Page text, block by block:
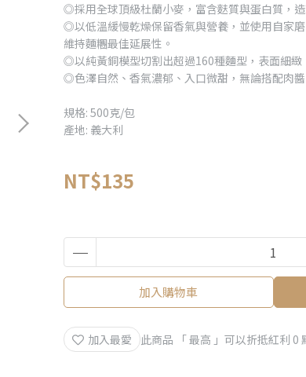
◎採用全球頂級杜蘭小麥，富含麩質與蛋白質，造
◎以低溫緩慢乾燥保留香氣與營養，並使用自家
維持麵糰最佳延展性。
◎以純黃銅模型切割出超過160種麵型，表面細緻
◎色澤自然、香氣濃郁、入口微甜，無論搭配肉
規格: 500克/包
產地: 義大利
NT$135
加入購物車
加入最愛 此商品 「 最高 」可以折抵紅利 0